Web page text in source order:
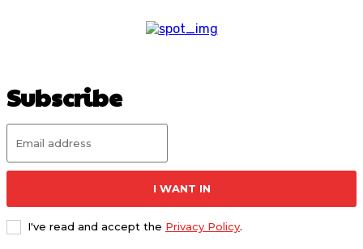
Subscribe
I WANT IN
I've read and accept the Privacy Policy.